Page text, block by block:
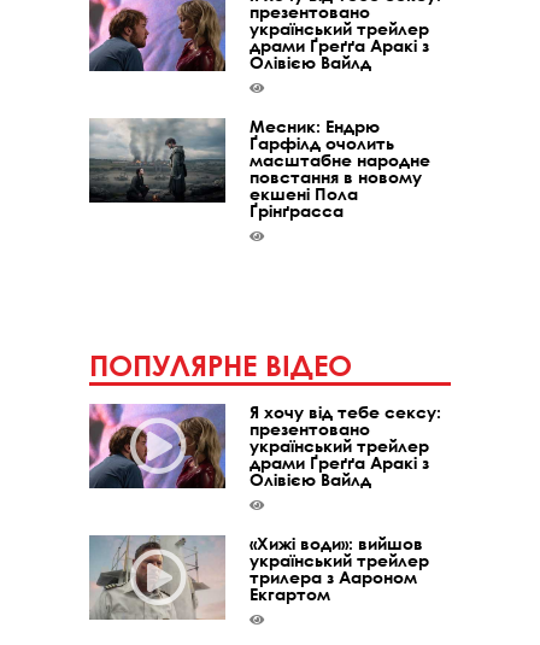
презентовано
український трейлер
драми Ґреґґа Аракі з
Олівією Вайлд
Месник: Ендрю
Ґарфілд очолить
масштабне народне
повстання в новому
екшені Пола
Ґрінґрасса
ПОПУЛЯРНЕ ВІДЕО
Я хочу від тебе сексу:
презентовано
український трейлер
драми Ґреґґа Аракі з
Олівією Вайлд
«Хижі води»: вийшов
український трейлер
трилера з Аароном
Екгартом